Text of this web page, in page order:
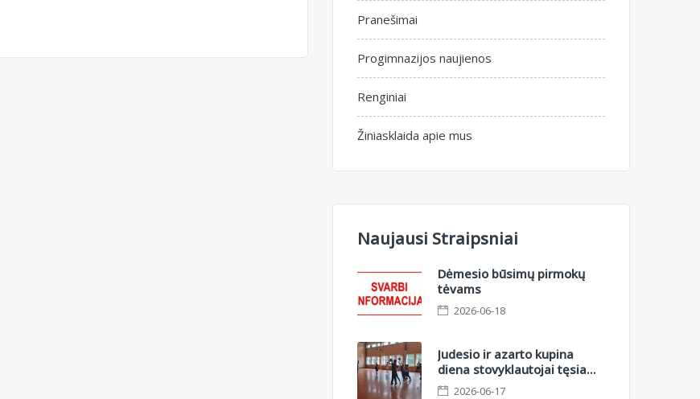
Pranešimai
Progimnazijos naujienos
Renginiai
Žiniasklaida apie mus
Naujausi Straipsniai
Dėmesio būsimų pirmokų
tėvams
2026-06-18
Judesio ir azarto kupina
diena stovyklautojai tęsia
nuotykius II sesijoje.
2026-06-17